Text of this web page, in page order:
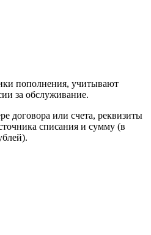
пополнения, учитывают
за обслуживание.
договора или счета, реквизиты
списания и сумму (в